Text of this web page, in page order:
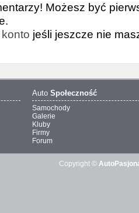
Możesz być
konto jeśli jeszcze nie
Auto Społeczność
Samochody
Galerie
Kluby
Firmy
Forum
Copyright ©